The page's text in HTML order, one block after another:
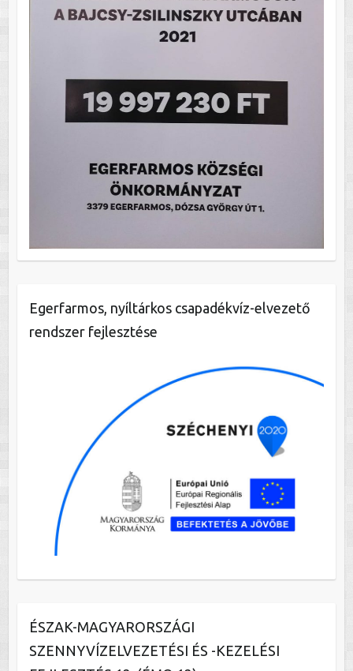
Egerfarmos, nyíltárkos csapadékvíz-elvezető
rendszer fejlesztése
ÉSZAK-MAGYARORSZÁGI
SZENNYVÍZELVEZETÉSI ÉS -KEZELÉSI